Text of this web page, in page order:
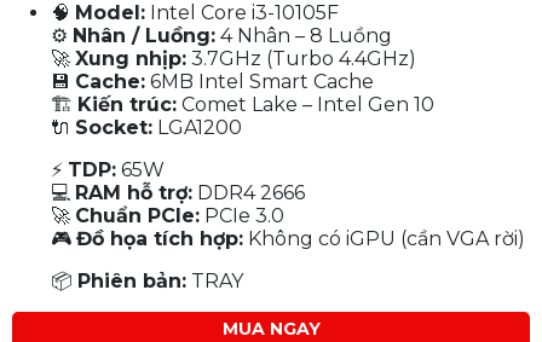
🧠 Model: Intel Core i3-10105F
⚙ Nhân / Luồng: 4 Nhân – 8 Luồng
🚀 Xung nhịp: 3.7GHz (Turbo 4.4GHz)
💾 Cache: 6MB Intel Smart Cache
🏗 Kiến trúc: Comet Lake – Intel Gen 10
🔌 Socket: LGA1200
⚡ TDP: 65W
💻 RAM hỗ trợ: DDR4 2666
🚀 Chuẩn PCIe: PCIe 3.0
🎮 Đồ họa tích hợp: Không có iGPU (cần VGA rời)
📦 Phiên bản: TRAY
MUA NGAY